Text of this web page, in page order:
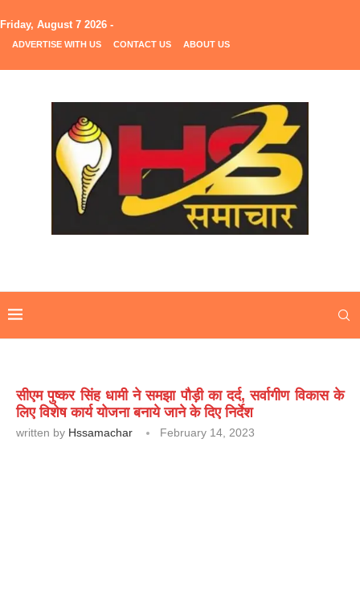
Friday, August 7 2026 -
ADVERTISE WITH US CONTACT US ABOUT US
सीएम पुष्कर सिंह धामी ने समझा पौड़ी का दर्द, सर्वागीण विकास के
लिए विशेष कार्य योजना बनाये जाने के दिए निर्देश
written by Hssamachar February 14, 2023